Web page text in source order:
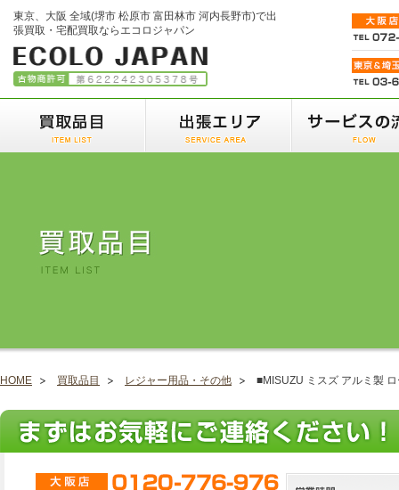
東京、大阪 全域(堺市 松原市 富田林市 河内長野市)で出
張買取・宅配買取ならエコロジャパン
HOME 買取品目 レジャー用品・その他 ■MISUZU ミスズ アルミ製